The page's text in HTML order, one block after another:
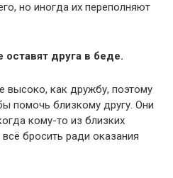
но иногда их переполняют
оставят друга в беде.
высоко, как дружбу, поэтому
помочь близкому другу. Они
кому-то из близких
бросить ради оказания